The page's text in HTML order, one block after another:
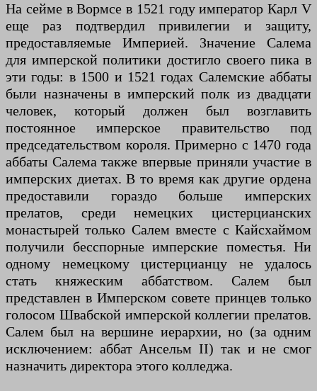
На сейме в Вормсе в 1521 году император Карл V
еще раз подтвердил привилегии и защиту,
предоставляемые Империей. Значение Салема
для имперской политики достигло своего пика в
эти годы: в 1500 и 1521 годах Салемские аббаты
были назначены в имперский полк из двадцати
человек, который должен был возглавить
постоянное имперское правительство под
председательством короля. Примерно с 1470 года
аббаты Салема также впервые приняли участие в
имперских диетах. В то время как другие ордена
предоставили гораздо больше имперских
прелатов, среди немецких цистерцианских
монастырей только Салем вместе с Кайсхаймом
получили бесспорные имперские поместья. Ни
одному немецкому цистерцианцу не удалось
стать княжеским аббатством. Салем был
представлен в Имперском совете принцев только
голосом Швабской имперской коллегии прелатов.
Салем был на вершине иерархии, но (за одним
исключением: аббат Ансельм II) так и не смог
назначить директора этого колледжа.